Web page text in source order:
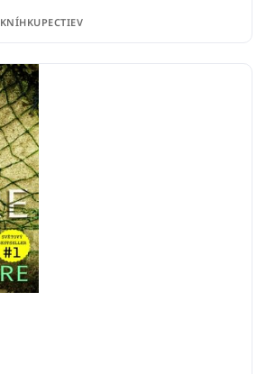
KNÍHKUPECTIEV